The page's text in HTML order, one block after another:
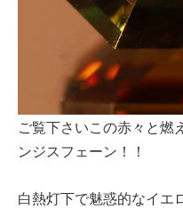
ご覧下さいこの赤々と燃
ンジスフェーン！！
白熱灯下で魅惑的なイエ